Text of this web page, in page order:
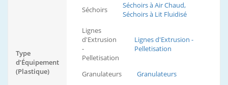
Type
d’Équipement
(Plastique)
Séchoirs
Séchoirs à Air Chaud,
Séchoirs à Lit Fluidisé
Lignes
d'Extrusion
-
Pelletisation
Lignes d'Extrusion -
Pelletisation
Granulateurs
Granulateurs